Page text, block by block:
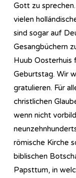
Gott zu
vielen
sind sogar auf
Gesangbüchern
Huub Oosterhuis
Geburtstag. Wir
gratulieren. Für
christlichen
wenn nicht
römische Kirche
biblischen
Papsttum, in